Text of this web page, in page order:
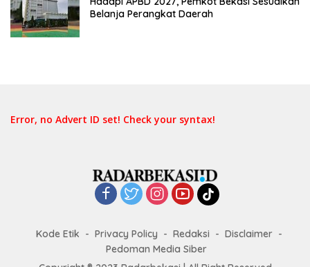
Belanja Perangkat Daerah
Error, no Advert ID set! Check your syntax!
Kode Etik Privacy Policy Redaksi
Disclaimer
Pedoman Media Siber